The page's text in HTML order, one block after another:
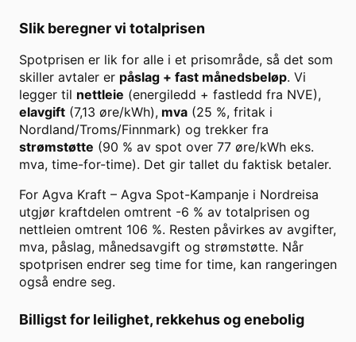
Slik beregner vi totalprisen
Spotprisen er lik for alle i et prisområde, så det som
skiller avtaler er påslag + fast månedsbeløp. Vi
legger til nettleie (energiledd + fastledd fra NVE),
elavgift (7,13 øre/kWh), mva (25 %, fritak i
Nordland/Troms/Finnmark) og trekker fra
strømstøtte (90 % av spot over 77 øre/kWh eks.
mva, time-for-time). Det gir tallet du faktisk betaler.
For Agva Kraft – Agva Spot-Kampanje i Nordreisa
utgjør kraftdelen omtrent -6 % av totalprisen og
nettleien omtrent 106 %. Resten påvirkes av avgifter,
mva, påslag, månedsavgift og strømstøtte. Når
spotprisen endrer seg time for time, kan rangeringen
også endre seg.
Billigst for leilighet, rekkehus og enebolig